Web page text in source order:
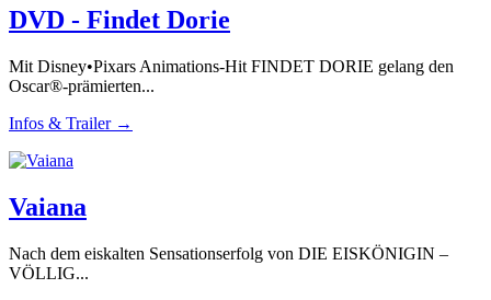
DVD - Findet Dorie
Mit Disney•Pixars Animations-Hit FINDET DORIE gelang den
Oscar®-prämierten...
Infos & Trailer →
Vaiana
Nach dem eiskalten Sensationserfolg von DIE EISKÖNIGIN –
VÖLLIG...